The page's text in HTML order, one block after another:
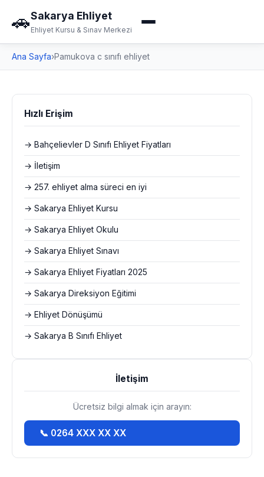
🚗Sakarya Ehliyet
Ehliyet Kursu & Sınav Merkezi
Ana Sayfa›Pamukova c sınıfı ehliyet
Hızlı Erişim
→ Bahçelievler D Sınıfı Ehliyet Fiyatları
→ İletişim
→ 257. ehliyet alma süreci en iyi
→ Sakarya Ehliyet Kursu
→ Sakarya Ehliyet Okulu
→ Sakarya Ehliyet Sınavı
→ Sakarya Ehliyet Fiyatları 2025
→ Sakarya Direksiyon Eğitimi
→ Ehliyet Dönüşümü
→ Sakarya B Sınıfı Ehliyet
İletişim
Ücretsiz bilgi almak için arayın:
📞 0264 XXX XX XX